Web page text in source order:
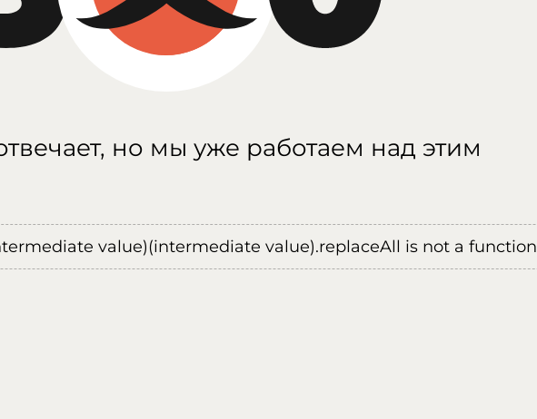
но мы уже работаем над этим
value)(intermediate value).replaceAll is not a function